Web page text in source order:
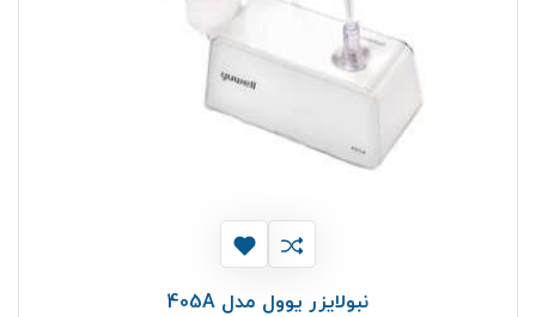
نبولایزر یوول مدل 405A